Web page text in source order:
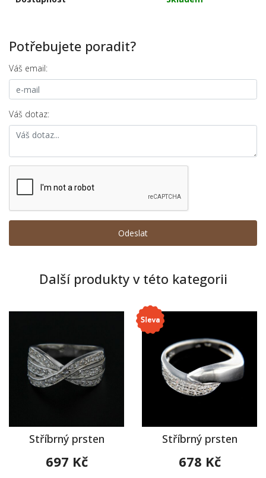
Potřebujete poradit?
Váš email:
Váš dotaz:
Další produkty v této kategorii
Stříbrný prsten
697 Kč
Stříbrný prsten
678 Kč